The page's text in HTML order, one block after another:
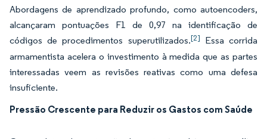
Abordagens de aprendizado profundo, como autoencoders,
alcançaram pontuações F1 de 0,97 na identificação de
códigos de procedimentos superutilizados.[2] Essa corrida
armamentista acelera o investimento à medida que as partes
interessadas veem as revisões reativas como uma defesa
insuficiente.
Pressão Crescente para Reduzir os Gastos com Saúde